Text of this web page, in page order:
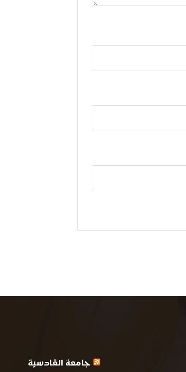
جامعة القادسية